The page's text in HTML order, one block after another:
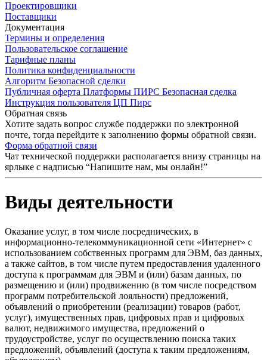
Проектировщики
Поставщики
Документация
Термины и определения
Пользовательское соглашение
Тарифные планы
Политика конфиденциальности
Алгоритм Безопасной сделки
Публичная оферта Платформы ПИРС Безопасная сделка
Инструкция пользователя ЦП Пирс
Обратная связь
Хотите задать вопрос службе поддержки по электронной
почте, тогда перейдите к заполнению формы обратной связи.
Форма обратной связи
Чат технической поддержки располагается внизу страницы на
ярлыке с надписью “Напишите нам, мы онлайн!”
Виды деятельности
Оказание услуг, в том числе посреднических, в
информационно-телекоммуникационной сети «Интернет» с
использованием собственных программ для ЭВМ, баз данных,
а также сайтов, в том числе путем предоставления удаленного
доступа к программам для ЭВМ и (или) базам данных, по
размещению и (или) продвижению (в том числе посредством
программ потребительской лояльности) предложений,
объявлений о приобретении (реализации) товаров (работ,
услуг), имущественных прав, цифровых прав и цифровых
валют, недвижимого имущества, предложений о
трудоустройстве, услуг по осуществлению поиска таких
предложений, объявлений (доступа к таким предложениям,